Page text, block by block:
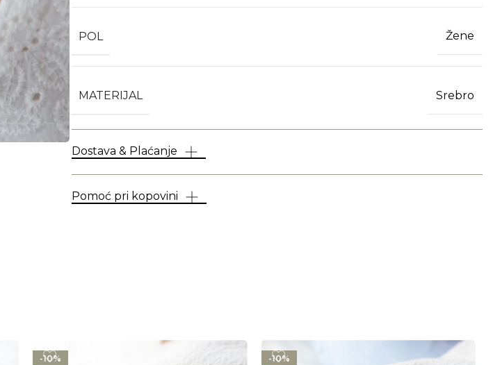
POL Žene
MATERIJAL Srebro
Dostava & Plaćanje
Pomoć pri kopovini
-10% -10%